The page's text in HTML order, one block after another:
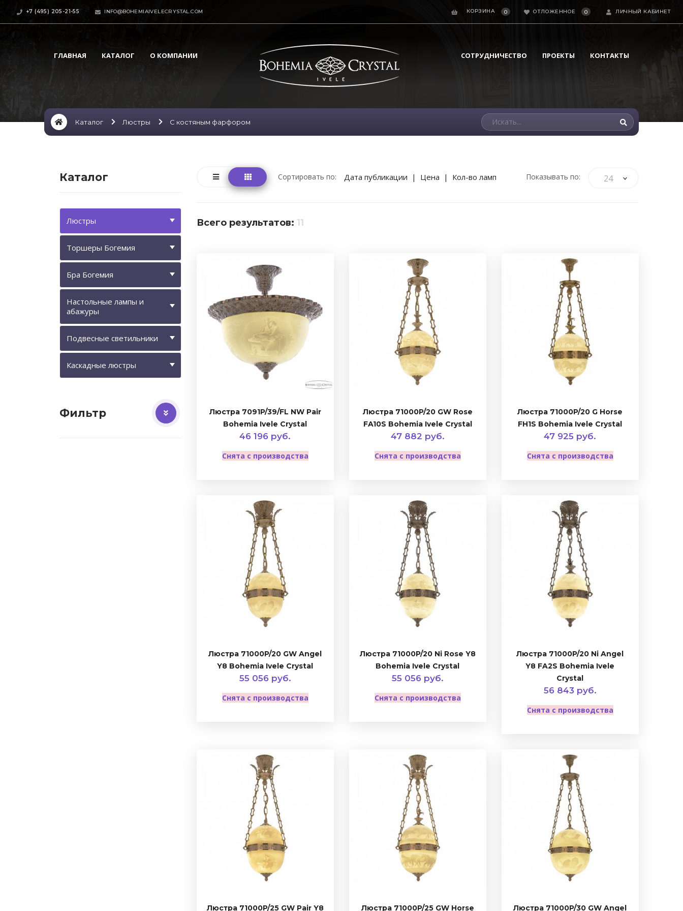
+7 (495) 205-21-55 INFO@BOHEMIAIVELECRYSTAL.COM КОРЗИНА 0 ОТЛОЖЕННОЕ 0 ЛИЧНЫЙ КАБИНЕТ
ГЛАВНАЯ КАТАЛОГ О КОМПАНИИ СОТРУДНИЧЕСТВО ПРОЕКТЫ КОНТАКТЫ
Каталог Люстры С костяным фарфором
Сортировать по: Дата публикации | Цена | Кол-во ламп Показывать по: 24
Всего результатов: 11
Люстра 7091P/39/FL NW Pair
Bohemia Ivele Crystal
46 196 руб.
Снята с производства
Люстра 71000P/20 GW Rose
FA10S Bohemia Ivele Crystal
47 882 руб.
Снята с производства
Люстра 71000P/20 G Horse
FH1S Bohemia Ivele Crystal
47 925 руб.
Снята с производства
Люстра 71000P/20 GW Angel
Y8 Bohemia Ivele Crystal
55 056 руб.
Снята с производства
Люстра 71000P/20 Ni Rose Y8
Bohemia Ivele Crystal
55 056 руб.
Снята с производства
Люстра 71000P/20 Ni Angel
Y8 FA2S Bohemia Ivele
Crystal
56 843 руб.
Снята с производства
Люстра 71000P/25 GW Pair Y8 Люстра 71000P/25 GW Horse Люстра 71000P/30 GW Angel
Каталог
Люстры
Торшеры Богемия
Бра Богемия
Настольные лампы и
абажуры
Подвесные светильники
Каскадные люстры
Фильтр